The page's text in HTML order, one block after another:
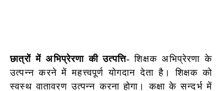
छात्रों में अभिप्रेरणा की उत्पत्ति- शिक्षक अभिप्रेरणा के
उत्पन्न करने में महत्त्वपूर्ण योगदान देता है। शिक्षक को
स्वस्थ वातावरण उत्पन्न करना होगा। कक्षा के सन्दर्भ में